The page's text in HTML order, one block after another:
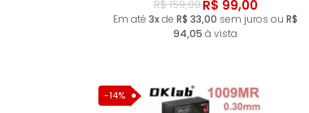
R$ 159,00R$ 99,00
Em até 3xde R$ 33,00 sem juros ou R$
94,05 à vista
-14%